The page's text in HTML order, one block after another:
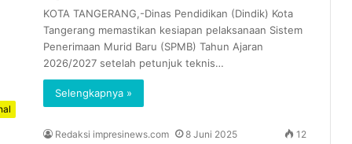
KOTA TANGERANG,-Dinas Pendidikan (Dindik) Kota
Tangerang memastikan kesiapan pelaksanaan Sistem
Penerimaan Murid Baru (SPMB) Tahun Ajaran
2026/2027 setelah petunjuk teknis…
Selengkapnya »
Redaksi impresinews.com 8 Juni 2025 12